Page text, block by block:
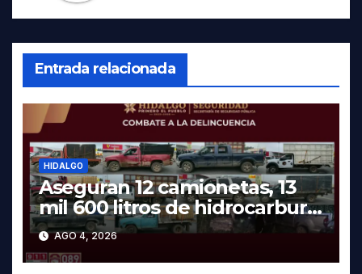
Entrada relacionada
HIDALGO
Aseguran 12 camionetas, 13
mil 600 litros de hidrocarburo
y dos vehículos robados en
Tula
AGO 4, 2026